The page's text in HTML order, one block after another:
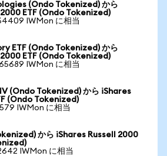
(Ondo Tokenized) から
ETF (Ondo Tokenized)
IWMon に相当
ETF (Ondo Tokenized) から
ETF (Ondo Tokenized)
IWMon に相当
(Ondo Tokenized) から iShares
(Ondo Tokenized)
IWMon に相当
から iShares Russell 2000
IWMon に相当